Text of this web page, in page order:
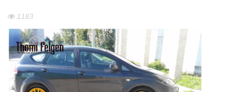
1183